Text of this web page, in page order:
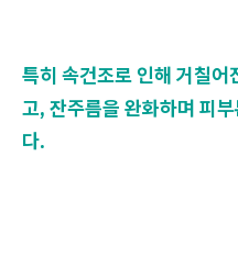
특히 속건조로 인해 거칠
고, 잔주름을 완화하며 피
다.